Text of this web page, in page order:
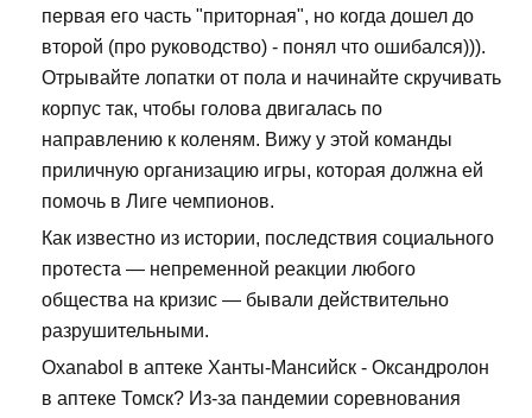
первая его часть "приторная", но когда дошел до
второй (про руководство) - понял что ошибался))).
Отрывайте лопатки от пола и начинайте скручивать
корпус так, чтобы голова двигалась по
направлению к коленям. Вижу у этой команды
приличную организацию игры, которая должна ей
помочь в Лиге чемпионов.
Как известно из истории, последствия социального
протеста — непременной реакции любого
общества на кризис — бывали действительно
разрушительными.
Oxanabol в аптеке Ханты-Мансийск - Оксандролон
в аптеке Томск? Из-за пандемии соревнования